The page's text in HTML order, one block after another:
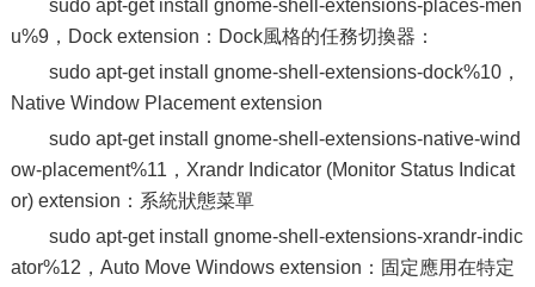
sudo apt-get install gnome-shell-extensions-places-men
u%9，Dock extension：Dock風格的任務切換器：
sudo apt-get install gnome-shell-extensions-dock%10，
Native Window Placement extension
sudo apt-get install gnome-shell-extensions-native-wind
ow-placement%11，Xrandr Indicator (Monitor Status Indicat
or) extension：系統狀態菜單
sudo apt-get install gnome-shell-extensions-xrandr-indic
ator%12，Auto Move Windows extension：固定應用在特定